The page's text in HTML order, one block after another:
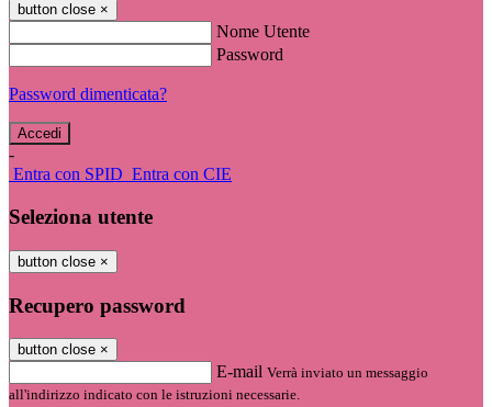
button close ×
Nome Utente
Password
Password dimenticata?
-
Entra con SPID Entra con CIE
Seleziona utente
button close ×
Recupero password
button close ×
E-mail Verrà inviato un messaggio
all'indirizzo indicato con le istruzioni necessarie.